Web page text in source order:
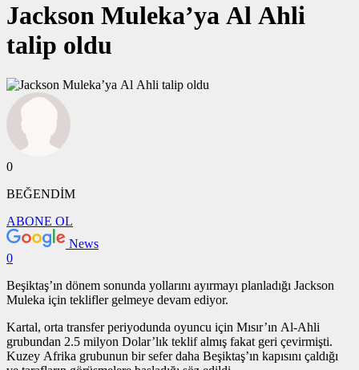
Jackson Muleka’ya Al Ahli
talip oldu
0
BEĞENDİM
ABONE OL
News
0
Beşiktaş’ın dönem sonunda yollarını ayırmayı planladığı Jackson
Muleka için teklifler gelmeye devam ediyor.
Kartal, orta transfer periyodunda oyuncu için Mısır’ın Al-Ahli
grubundan 2.5 milyon Dolar’lık teklif almış fakat geri çevirmişti.
Kuzey Afrika grubunun bir sefer daha Beşiktaş’ın kapısını çaldığı